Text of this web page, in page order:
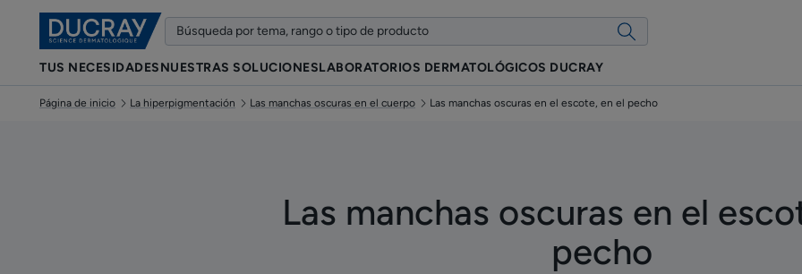
TUS NECESIDADESNUESTRAS SOLUCIONESLABORATORIOS DERMATOLÓGICOS DUCRAY
Página de inicio La hiperpigmentación Las manchas oscuras en el cuerpo Las manchas oscuras en el escote, en el pecho
Las manchas oscuras en el
pecho